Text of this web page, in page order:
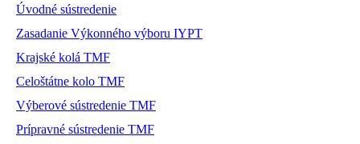
Úvodné sústredenie
Zasadanie Výkonného výboru IYPT
Krajské kolá TMF
Celoštátne kolo TMF
Výberové sústredenie TMF
Prípravné sústredenie TMF